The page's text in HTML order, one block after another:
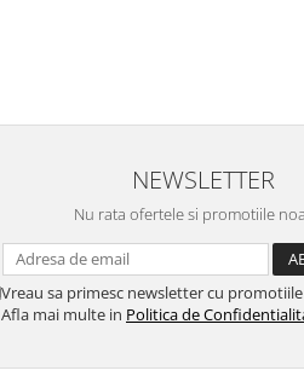
NEWSLETTER
Nu rata ofertele si promotiile
Vreau sa primesc newsletter cu
Afla mai multe in Politica de